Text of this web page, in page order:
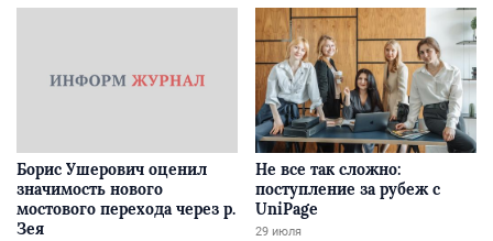
Борис Ушерович оценил
значимость нового
мостового перехода через р.
Зея
Не все так сложно:
поступление за рубеж с
UniPage
29 июля